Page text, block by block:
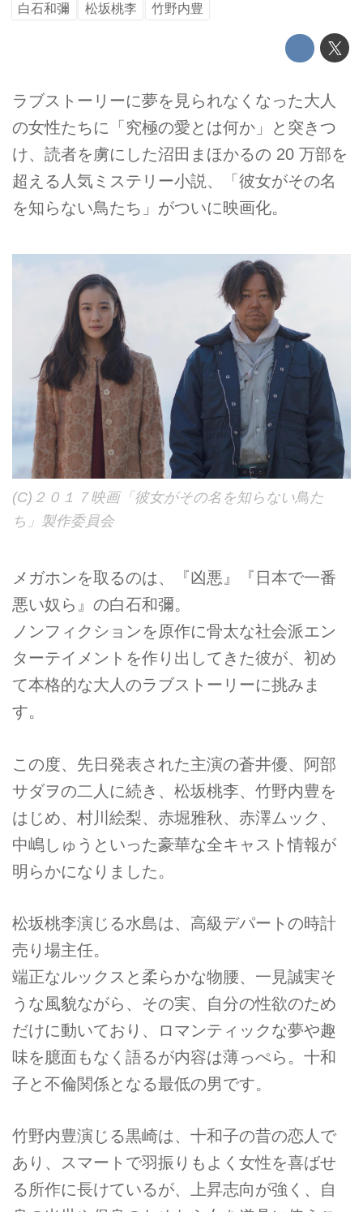
白石和彌
松坂桃李 竹野内豊
ラブストーリーに夢を見られなくなった大人
の女性たちに「究極の愛とは何か」と突きつ
け、読者を虜にした沼田まほかるの 20 万部を
超える人気ミステリー小説、「彼女がその名
を知らない鳥たち」がついに映画化。
(C)２０１７映画「彼女がその名を知らない鳥た
ち」製作委員会
メガホンを取るのは、『凶悪』『日本で一番
悪い奴ら』の白石和彌。
ノンフィクションを原作に骨太な社会派エン
ターテイメントを作り出してきた彼が、初め
て本格的な大人のラブストーリーに挑みま
す。
この度、先日発表された主演の蒼井優、阿部
サダヲの二人に続き、松坂桃李、竹野内豊を
はじめ、村川絵梨、赤堀雅秋、赤澤ムック、
中嶋しゅうといった豪華な全キャスト情報が
明らかになりました。
松坂桃李演じる水島は、高級デパートの時計
売り場主任。
端正なルックスと柔らかな物腰、一見誠実そ
うな風貌ながら、その実、自分の性欲のため
だけに動いており、ロマンティックな夢や趣
味を臆面もなく語るが内容は薄っぺら。十和
子と不倫関係となる最低の男です。
竹野内豊演じる黒崎は、十和子の昔の恋人で
あり、スマートで羽振りもよく女性を喜ばせ
る所作に長けているが、上昇志向が強く、自